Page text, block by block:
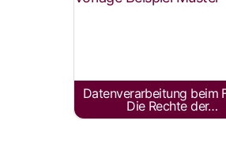
Datenverarbeitung beim
Die Rechte der…